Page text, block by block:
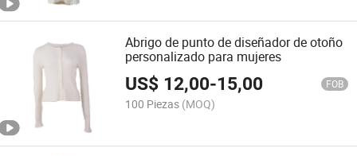
Abrigo de punto de diseñador de otoño
personalizado para mujeres
US$ 12,00-15,00 FOB
100 Piezas (MOQ)